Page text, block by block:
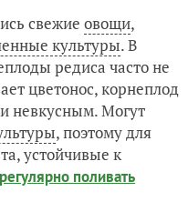
свежие овощи,
культуры. В
редиса часто не
цветонос, корнеплод
невкусным. Могут
, поэтому для
устойчивые к
регулярно поливать